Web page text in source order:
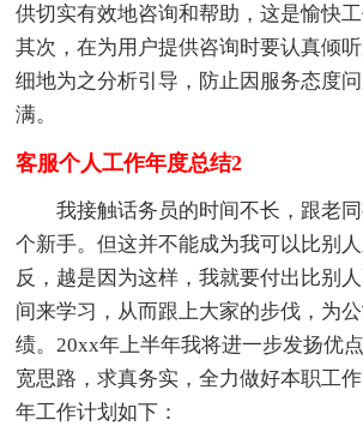
供切实有效地咨询和帮助，这是愉快工
其次，在为用户提供咨询时要认真倾
细地为之分析引导，防止因服务态度
满。
客服个人工作年度总结2
我接触话务员的时间不长，跟老同
个新手。但这并不能成为我可以比别
反，越是因为这样，我就要付出比别
间来学习，从而跟上大家的步伐，为
绩。20xx年上半年我将进一步发扬优
宽思路，求真务实，全力做好本职工
年工作计划如下：